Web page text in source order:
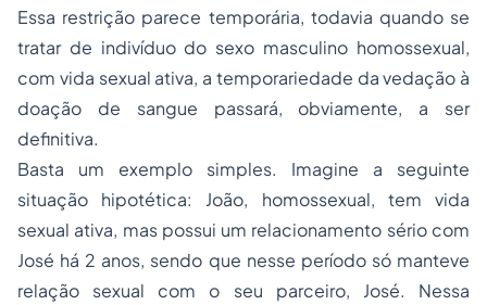
Essa restrição parece temporária, todavia quando se
tratar de indivíduo do sexo masculino homossexual,
com vida sexual ativa, a temporariedade da vedação à
doação de sangue passará, obviamente, a ser
definitiva.
Basta um exemplo simples. Imagine a seguinte
situação hipotética: João, homossexual, tem vida
sexual ativa, mas possui um relacionamento sério com
José há 2 anos, sendo que nesse período só manteve
relação sexual com o seu parceiro, José. Nessa